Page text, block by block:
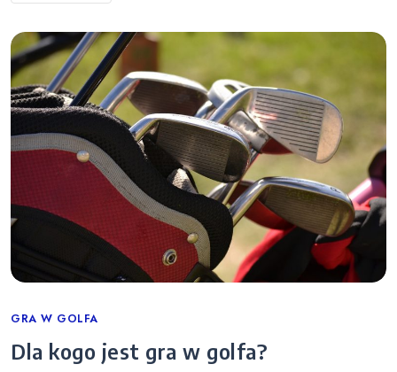
Categories
GRA W GOLFA
Dla kogo jest gra w golfa?